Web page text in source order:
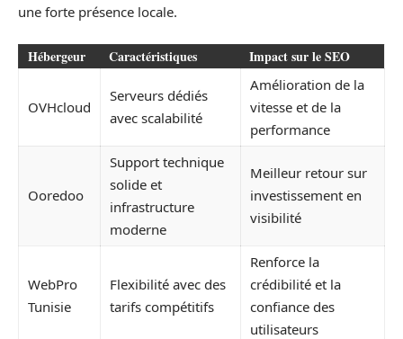
une forte présence locale.
Hébergeur Caractéristiques Impact sur le SEO
OVHcloud
Serveurs dédiés
avec scalabilité
Amélioration de la
vitesse et de la
performance
Ooredoo
Support technique
solide et
infrastructure
moderne
Meilleur retour sur
investissement en
visibilité
WebPro
Tunisie
Flexibilité avec des
tarifs compétitifs
Renforce la
crédibilité et la
confiance des
utilisateurs